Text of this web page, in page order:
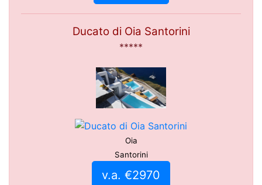
Ducato di Oia Santorini
*****
Oia
Santorini
v.a. €2970